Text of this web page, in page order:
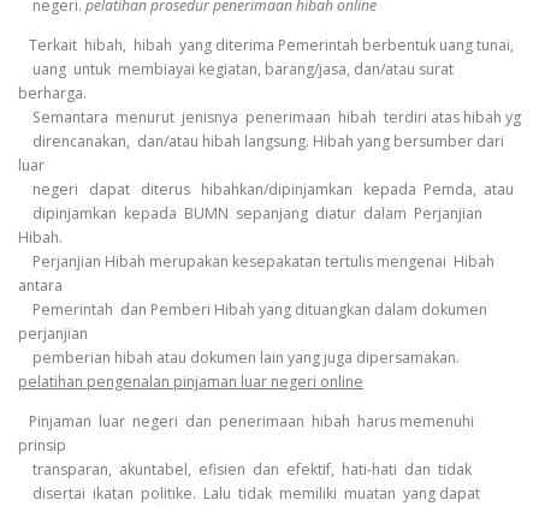
negeri. pelatihan prosedur penerimaan hibah online
Terkait hibah, hibah yang diterima Pemerintah berbentuk uang tunai,
uang untuk membiayai kegiatan, barang/jasa, dan/atau surat
berharga.
Semantara menurut jenisnya penerimaan hibah terdiri atas hibah yg
direncanakan, dan/atau hibah langsung. Hibah yang bersumber dari
luar
negeri dapat diterus hibahkan/dipinjamkan kepada Pemda, atau
dipinjamkan kepada BUMN sepanjang diatur dalam Perjanjian
Hibah.
Perjanjian Hibah merupakan kesepakatan tertulis mengenai Hibah
antara
Pemerintah dan Pemberi Hibah yang dituangkan dalam dokumen
perjanjian
pemberian hibah atau dokumen lain yang juga dipersamakan.
pelatihan pengenalan pinjaman luar negeri online
Pinjaman luar negeri dan penerimaan hibah harus memenuhi
prinsip
transparan, akuntabel, efisien dan efektif, hati-hati dan tidak
disertai ikatan politike. Lalu tidak memiliki muatan yang dapat